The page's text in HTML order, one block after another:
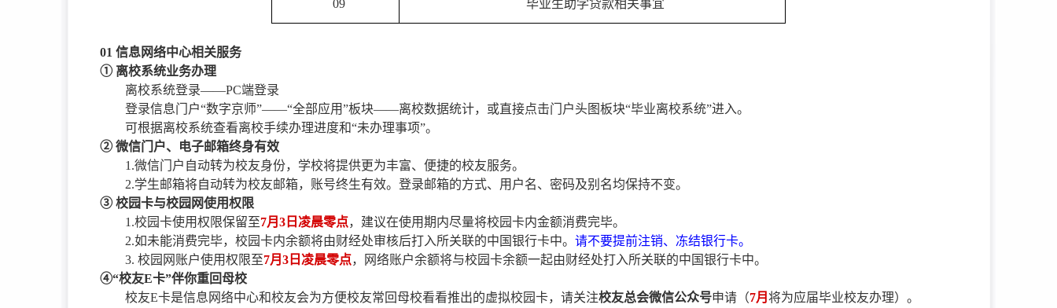
09 毕业生助学贷款相关事宜
01 信息网络中心相关服务
① 离校系统业务办理
离校系统登录——PC端登录
登录信息门户“数字京师”——“全部应用”板块——离校数据统计，或直接点击门户头图板块“毕业离校系统”进入。
可根据离校系统查看离校手续办理进度和“未办理事项”。
② 微信门户、电子邮箱终身有效
1.微信门户自动转为校友身份，学校将提供更为丰富、便捷的校友服务。
2.学生邮箱将自动转为校友邮箱，账号终生有效。登录邮箱的方式、用户名、密码及别名均保持不变。
③ 校园卡与校园网使用权限
1.校园卡使用权限保留至7月3日凌晨零点，建议在使用期内尽量将校园卡内金额消费完毕。
2.如未能消费完毕，校园卡内余额将由财经处审核后打入所关联的中国银行卡中。 请不要提前注销、冻结银行卡。
3. 校园网账户使用权限至7月3日凌晨零点，网络账户余额将与校园卡余额一起由财经处打入所关联的中国银行卡中。
④“校友E卡”伴你重回母校
校友E卡是信息网络中心和校友会为方便校友常回母校看看推出的虚拟校园卡，请关注校友总会微信公众号申请（7月 将为应届毕业校友办理）。